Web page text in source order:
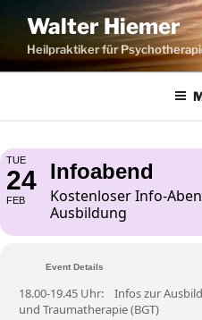
Inhalt
springen
Walter Hiemer
Heilpraktiker für
TUE
24
FEB
Infoabend
Kostenloser Info-
Ausbildung
Event Details
18.00-19.45 Uhr: Infos zur
und Traumatherapie (BGT)